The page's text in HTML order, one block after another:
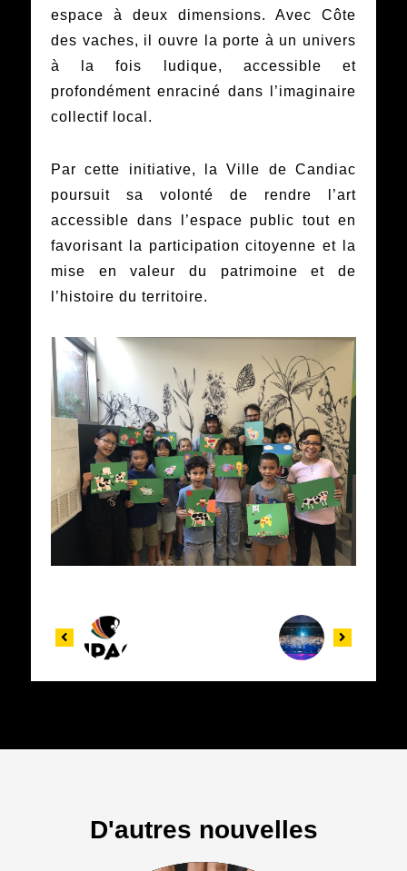
espace à deux dimensions. Avec Côte
des vaches, il ouvre la porte à un univers
à la fois ludique, accessible et
profondément enraciné dans l’imaginaire
collectif local.
Par cette initiative, la Ville de Candiac
poursuit sa volonté de rendre l’art
accessible dans l’espace public tout en
favorisant la participation citoyenne et la
mise en valeur du patrimoine et de
l’histoire du territoire.
D'autres nouvelles